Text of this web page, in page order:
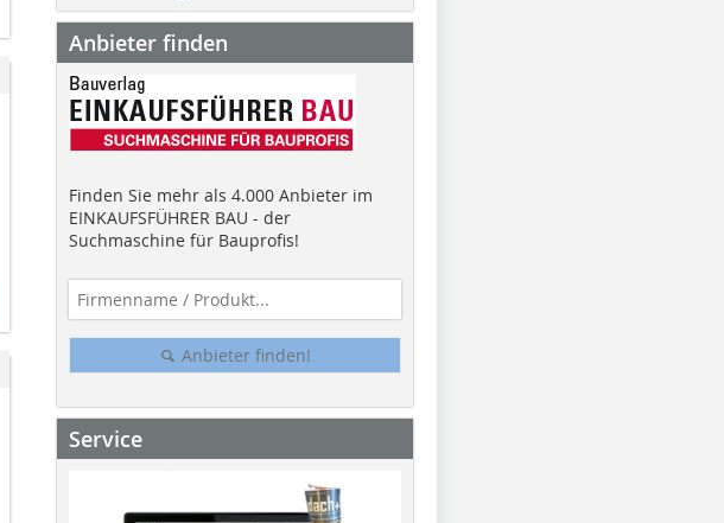
Anbieter finden
Finden Sie mehr als 4.000 Anbieter im
EINKAUFSFÜHRER BAU - der
Suchmaschine für Bauprofis!
Anbieter finden!
Service